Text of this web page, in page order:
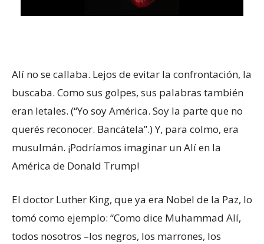
Alí no se callaba. Lejos de evitar la confrontación, la
buscaba. Como sus golpes, sus palabras también
eran letales. (“Yo soy América. Soy la parte que no
querés reconocer. Bancátela”.) Y, para colmo, era
musulmán. ¡Podríamos imaginar un Alí en la
América de Donald Trump!
El doctor Luther King, que ya era Nobel de la Paz, lo
tomó como ejemplo: “Como dice Muhammad Alí,
todos nosotros –los negros, los marrones, los